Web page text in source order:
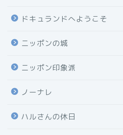
ドキュランドへようこそ
ニッポンの城
ニッポン印象派
ノーナレ
ハルさんの休日